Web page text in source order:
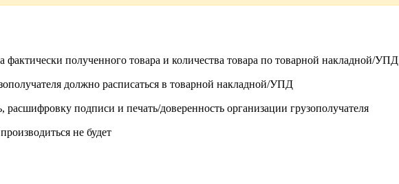
фактически полученного товара и количества товара по товарной накладной/УПД
должно расписаться в товарной накладной/УПД
подписи и печать/доверенность организации грузополучателя
не будет